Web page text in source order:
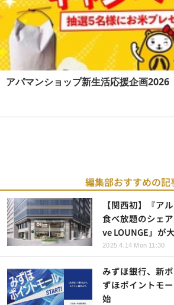
アパマンショップ新生活応援企画2026
編集部おすすめの記
【関西初】『ア
食べ放題のシェ
ve LOUNGE」が
2025.4.14 Mon 11:30
みずほ銀行、新
ずほポイントモ
始